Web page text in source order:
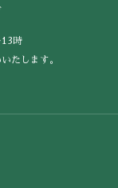
13時
たします。